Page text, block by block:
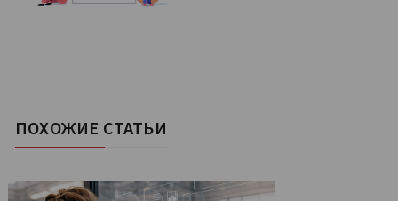
ПОХОЖИЕ СТАТЬИ